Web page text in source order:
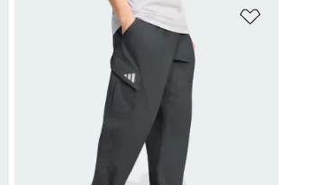
Op verlanglijst zetten